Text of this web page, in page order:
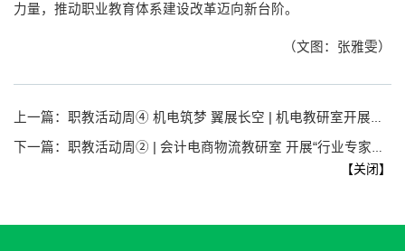
力量，推动职业教育体系建设改革迈向新台阶。
（文图：张雅雯）
上一篇： 职教活动周④ 机电筑梦 翼展长空 | 机电教研室开展无人机操控展演活动
下一篇： 职教活动周② | 会计电商物流教研室 开展“行业专家进课堂”活动
【关闭】